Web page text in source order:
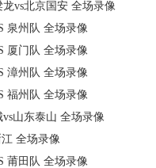
龙vs北京国安 全场录像
泉州队 全场录像
厦门队 全场录像
漳州队 全场录像
福州队 全场录像
vs山东泰山 全场录像
江 全场录像
莆田队 全场录像